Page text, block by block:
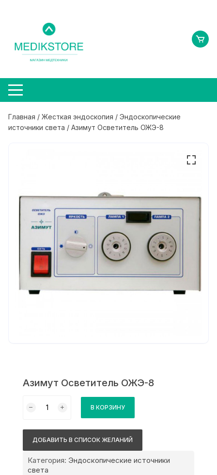
содержимому
Главная /Жесткая эндоскопия /Эндоскопические
источники света / Азимут Осветитель ОЖЭ-8
Азимут Осветитель ОЖЭ-8
товара
В КОРЗИНУ
ДОБАВИТЬ В СПИСОК ЖЕЛАНИЙ
Категория: Эндоскопические источники
света